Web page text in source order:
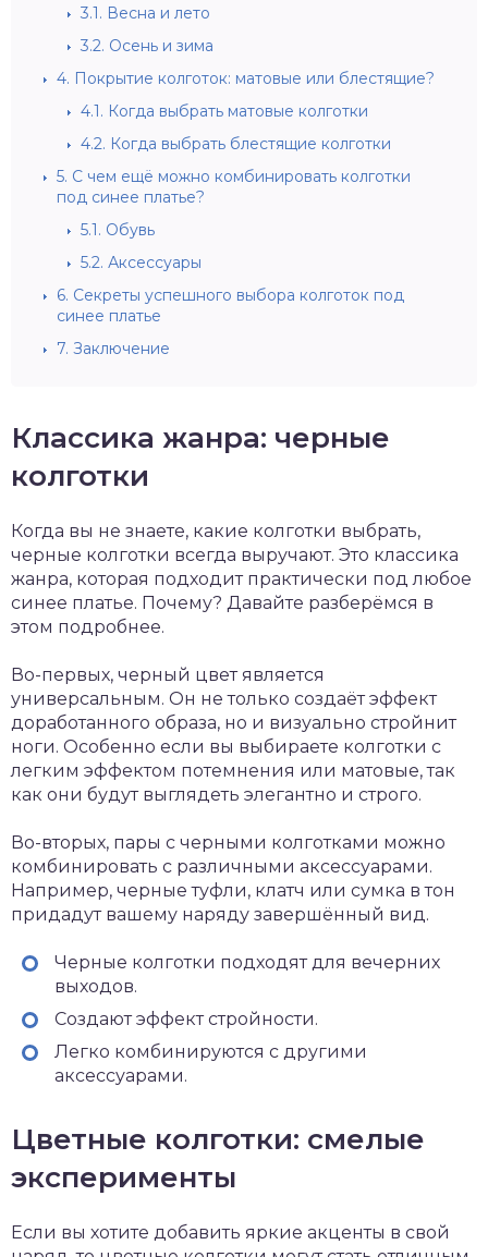
3.1. Весна и лето
3.2. Осень и зима
4. Покрытие колготок: матовые или блестящие?
4.1. Когда выбрать матовые колготки
4.2. Когда выбрать блестящие колготки
5. С чем ещё можно комбинировать колготки
под синее платье?
5.1. Обувь
5.2. Аксессуары
6. Секреты успешного выбора колготок под
синее платье
7. Заключение
Классика жанра: черные
колготки
Когда вы не знаете, какие колготки выбрать,
черные колготки всегда выручают. Это классика
жанра, которая подходит практически под любое
синее платье. Почему? Давайте разберёмся в
этом подробнее.
Во-первых, черный цвет является
универсальным. Он не только создаёт эффект
доработанного образа, но и визуально стройнит
ноги. Особенно если вы выбираете колготки с
легким эффектом потемнения или матовые, так
как они будут выглядеть элегантно и строго.
Во-вторых, пары с черными колготками можно
комбинировать с различными аксессуарами.
Например, черные туфли, клатч или сумка в тон
придадут вашему наряду завершённый вид.
Черные колготки подходят для вечерних
выходов.
Создают эффект стройности.
Легко комбинируются с другими
аксессуарами.
Цветные колготки: смелые
эксперименты
Если вы хотите добавить яркие акценты в свой